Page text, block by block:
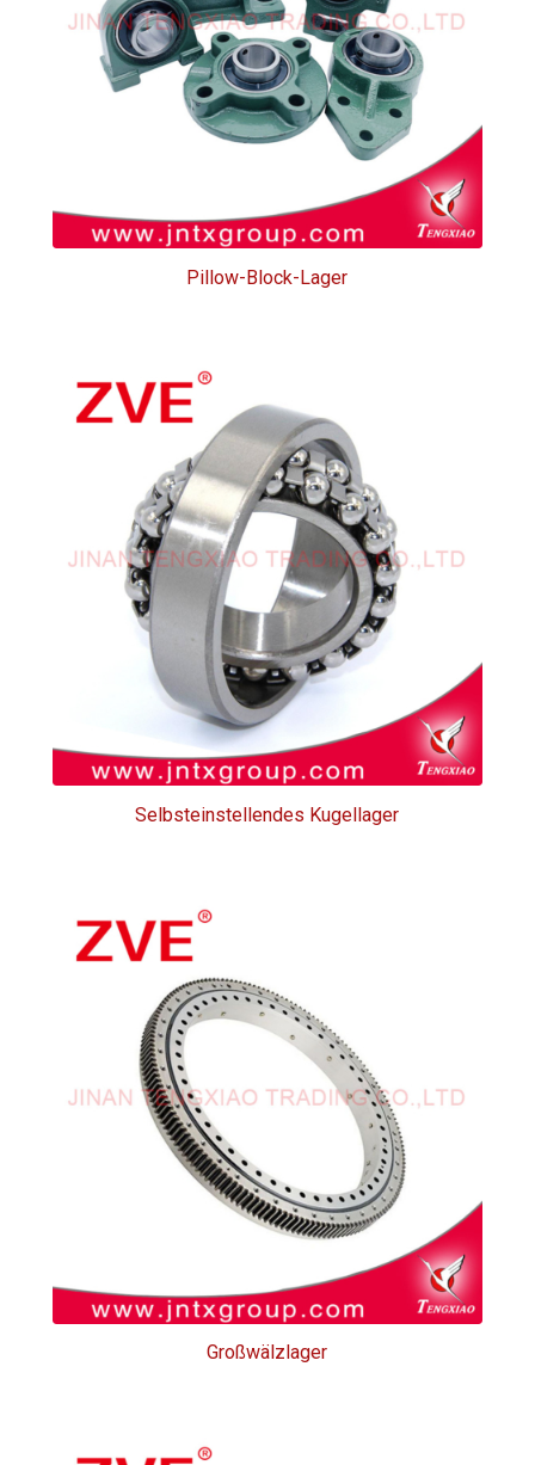
Pillow-Block-Lager
Pillow-Block-Lager
Selbsteinstellendes Kugellager
Selbsteinstellendes Kugellager
Großwälzlager
Großwälzlager